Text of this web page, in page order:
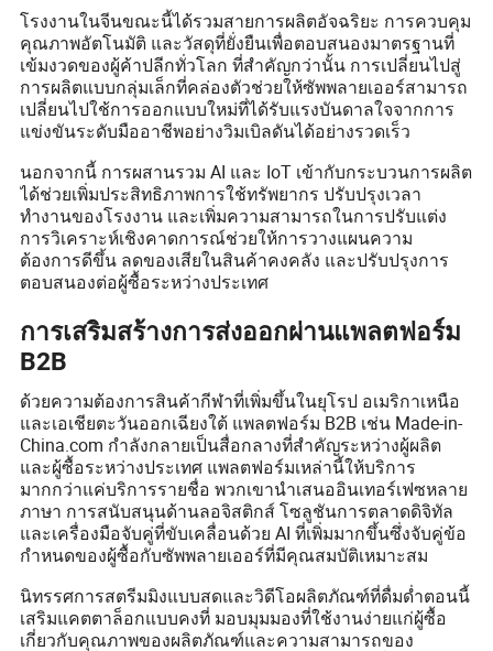
โรงงานในจีนขณะนี้ได้รวมสายการผลิตอัจฉริยะ การควบคุม
คุณภาพอัตโนมัติ และวัสดุที่ยั่งยืนเพื่อตอบสนองมาตรฐานที่
เข้มงวดของผู้ค้าปลีกทั่วโลก ที่สำคัญกว่านั้น การเปลี่ยนไปสู่
การผลิตแบบกลุ่มเล็กที่คล่องตัวช่วยให้ซัพพลายเออร์สามารถ
เปลี่ยนไปใช้การออกแบบใหม่ที่ได้รับแรงบันดาลใจจากการ
แข่งขันระดับมืออาชีพอย่างวิมเบิลดันได้อย่างรวดเร็ว
นอกจากนี้ การผสานรวม AI และ IoT เข้ากับกระบวนการผลิต
ได้ช่วยเพิ่มประสิทธิภาพการใช้ทรัพยากร ปรับปรุงเวลา
ทำงานของโรงงาน และเพิ่มความสามารถในการปรับแต่ง
การวิเคราะห์เชิงคาดการณ์ช่วยให้การวางแผนความ
ต้องการดีขึ้น ลดของเสียในสินค้าคงคลัง และปรับปรุงการ
ตอบสนองต่อผู้ซื้อระหว่างประเทศ
การเสริมสร้างการส่งออกผ่านแพลตฟอร์ม
B2B
ด้วยความต้องการสินค้ากีฬาที่เพิ่มขึ้นในยุโรป อเมริกาเหนือ
และเอเชียตะวันออกเฉียงใต้ แพลตฟอร์ม B2B เช่น Made-in-
China.com กำลังกลายเป็นสื่อกลางที่สำคัญระหว่างผู้ผลิต
และผู้ซื้อระหว่างประเทศ แพลตฟอร์มเหล่านี้ให้บริการ
มากกว่าแค่บริการรายชื่อ พวกเขานำเสนออินเทอร์เฟซหลาย
ภาษา การสนับสนุนด้านลอจิสติกส์ โซลูชันการตลาดดิจิทัล
และเครื่องมือจับคู่ที่ขับเคลื่อนด้วย AI ที่เพิ่มมากขึ้นซึ่งจับคู่ข้อ
กำหนดของผู้ซื้อกับซัพพลายเออร์ที่มีคุณสมบัติเหมาะสม
นิทรรศการสตรีมมิงแบบสดและวิดีโอผลิตภัณฑ์ที่ดื่มด่ำตอนนี้
เสริมแคตตาล็อกแบบคงที่ มอบมุมมองที่ใช้งานง่ายแก่ผู้ซื้อ
เกี่ยวกับคุณภาพของผลิตภัณฑ์และความสามารถของ